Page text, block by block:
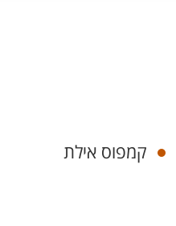
קמפוס אילת